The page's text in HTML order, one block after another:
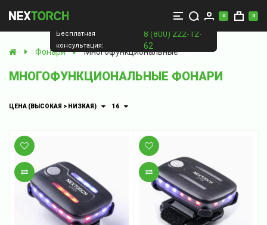
0 0
Фонари Многофункциональные
МНОГОФУНКЦИОНАЛЬНЫЕ ФОНАРИ
ЦЕНА (ВЫСОКАЯ > НИЗКАЯ) 16
В сравнение В сравнение
Бесплатная
консультация:
8 (800) 222-12-
62